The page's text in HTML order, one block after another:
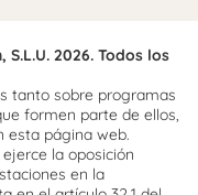
2026. Todos los
tanto sobre programas
formen parte de ellos,
esta página web.
la oposición
en la